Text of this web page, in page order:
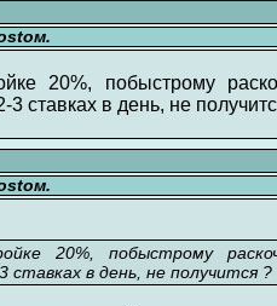
20%, побыстрому
3 ставках в день, не
20%, побыстрому
ставках в день, не получится ?